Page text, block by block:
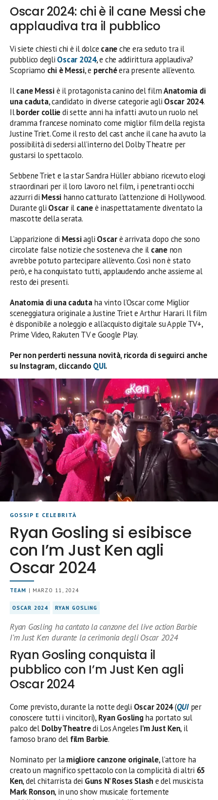
Oscar 2024: chi è il cane Messi che
applaudiva tra il pubblico
Vi siete chiesti chi è il dolce caneche era seduto tra il
pubblico degli Oscar 2024, e che addirittura applaudiva?
Scopriamo chi è Messi, e perchéera presente all’evento.
Ilcane Messiè il protagonista canino del filmAnatomia di
una caduta, candidato in diverse categorie agli Oscar 2024.
Ilborder colliedi sette anni ha infatti avuto un ruolo nel
dramma francese nominato come miglior film della regista
Justine Triet. Come il resto del cast anche il cane ha avuto la
possibilità di sedersi all’interno del Dolby Theatre per
gustarsi lo spettacolo.
Sebbene Triet e la star Sandra Hüller abbiano ricevuto elogi
straordinari per il loro lavoro nel film, i penetranti occhi
azzurri di Messi hanno catturato l’attenzione di Hollywood.
Durante gli Oscar il caneè inaspettatamente diventato la
mascotte della serata.
L’apparizione di Messiagli Oscarè arrivata dopo che sono
circolate false notizie che sosteneva che il cane non
avrebbe potuto partecipare all’evento. Così non è stato
però, e ha conquistato tutti, applaudendo anche assieme al
resto dei presenti.
Anatomia di una cadutaha vinto l’Oscar come Miglior
sceneggiatura originale a Justine Triet e Arthur Harari. Il film
è disponibile a noleggio e all’acquisto digitale su Apple TV+,
Prime Video, Rakuten TV e Google Play.
Per non perderti nessuna novità, ricorda di seguirci anche
su Instagram, cliccando QUI.
GOSSIP E CELEBRITÀ
Ryan Gosling si esibisce
con I’m Just Ken agli
Oscar 2024
TEAM | MARZO 11, 2024
OSCAR 2024 RYAN GOSLING
Ryan Gosling ha cantato la canzone del live action Barbie
I’m Just Ken durante la cerimonia degli Oscar 2024
Ryan Gosling conquista il
pubblico con I’m Just Ken agli
Oscar 2024
Come previsto, durante la notte degli Oscar 2024(QUIper
conoscere tutti i vincitori), Ryan Goslingha portato sul
palco del Dolby Theatredi Los Angeles I’m Just Ken, il
famoso brano del film Barbie.
Nominato per lamigliore canzone originale, l’attore ha
creato un magnifico spettacolo con la complicità di altri 65
Ken, del chitarrista dei Guns N’ Roses Slashe del musicista
Mark Ronson, in uno show musicale fortemente